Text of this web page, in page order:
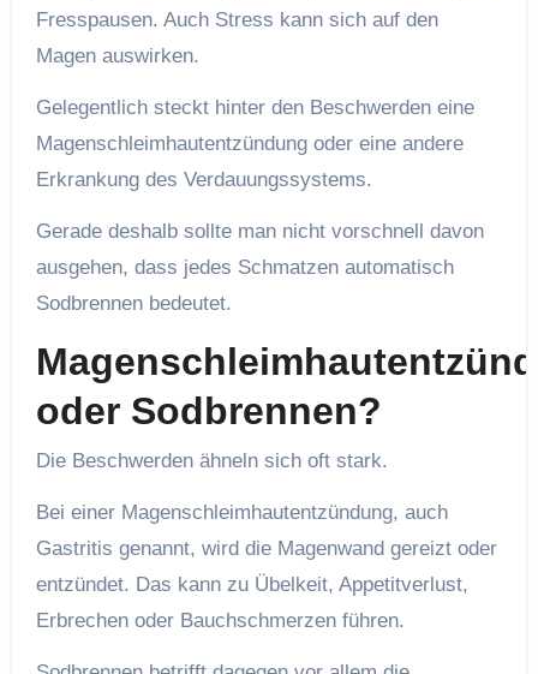
Fresspausen. Auch Stress kann sich auf den
Magen auswirken.
Gelegentlich steckt hinter den Beschwerden eine
Magenschleimhautentzündung oder eine andere
Erkrankung des Verdauungssystems.
Gerade deshalb sollte man nicht vorschnell davon
ausgehen, dass jedes Schmatzen automatisch
Sodbrennen bedeutet.
oder Sodbrennen?
Die Beschwerden ähneln sich oft stark.
Bei einer Magenschleimhautentzündung, auch
Gastritis genannt, wird die Magenwand gereizt oder
entzündet. Das kann zu Übelkeit, Appetitverlust,
Erbrechen oder Bauchschmerzen führen.